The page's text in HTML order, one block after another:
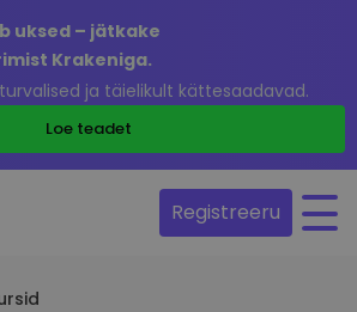
uksed – jätkake
Krakeniga.
ja täielikult kättesaadavad.
Loe teadet
Registreeru